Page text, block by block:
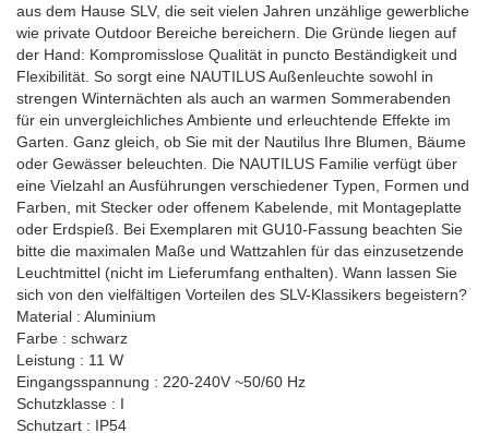
aus dem Hause SLV, die seit vielen Jahren unzählige gewerbliche
wie private Outdoor Bereiche bereichern. Die Gründe liegen auf
der Hand: Kompromisslose Qualität in puncto Beständigkeit und
Flexibilität. So sorgt eine NAUTILUS Außenleuchte sowohl in
strengen Winternächten als auch an warmen Sommerabenden
für ein unvergleichliches Ambiente und erleuchtende Effekte im
Garten. Ganz gleich, ob Sie mit der Nautilus Ihre Blumen, Bäume
oder Gewässer beleuchten. Die NAUTILUS Familie verfügt über
eine Vielzahl an Ausführungen verschiedener Typen, Formen und
Farben, mit Stecker oder offenem Kabelende, mit Montageplatte
oder Erdspieß. Bei Exemplaren mit GU10-Fassung beachten Sie
bitte die maximalen Maße und Wattzahlen für das einzusetzende
Leuchtmittel (nicht im Lieferumfang enthalten). Wann lassen Sie
sich von den vielfältigen Vorteilen des SLV-Klassikers begeistern?
Material : Aluminium
Farbe : schwarz
Leistung : 11 W
Eingangsspannung : 220-240V ~50/60 Hz
Schutzklasse : I
Schutzart : IP54